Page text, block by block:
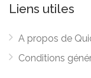
Liens utiles
A propos de
Conditions